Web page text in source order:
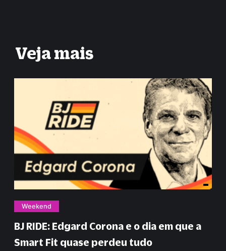
Veja mais
Weekend
BJ RIDE: Edgard Corona e o dia em que a
Smart Fit quase perdeu tudo